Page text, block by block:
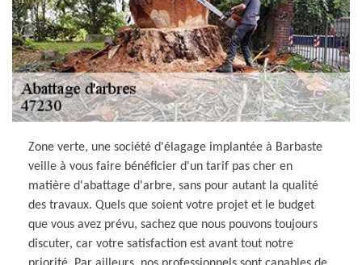
Zone verte, une société d'élagage implantée à Barbaste
veille à vous faire bénéficier d'un tarif pas cher en
matière d'abattage d'arbre, sans pour autant la qualité
des travaux. Quels que soient votre projet et le budget
que vous avez prévu, sachez que nous pouvons toujours
discuter, car votre satisfaction est avant tout notre